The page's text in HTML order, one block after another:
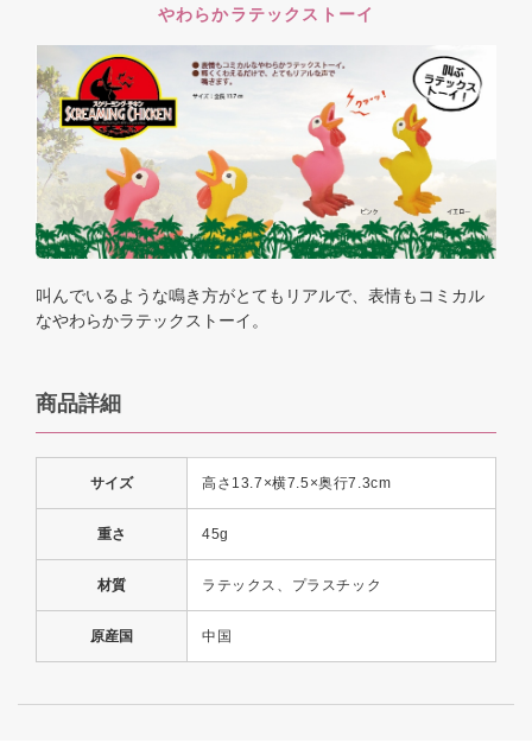
やわらかラテックストーイ
叫んでいるような鳴き方がとてもリアルで、表情もコミカル
なやわらかラテックストーイ。
商品詳細
サイズ 高さ13.7×横7.5×奥行7.3cm
重さ 45g
材質 ラテックス、プラスチック
原産国 中国